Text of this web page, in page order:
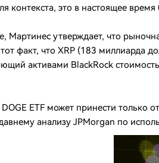
контекста, это в настоящее
Мартинес утверждает, что
тот факт, что XRP (183 миллиарда
активами BlackRock
ETF может принести только
анализу JPMorgan по